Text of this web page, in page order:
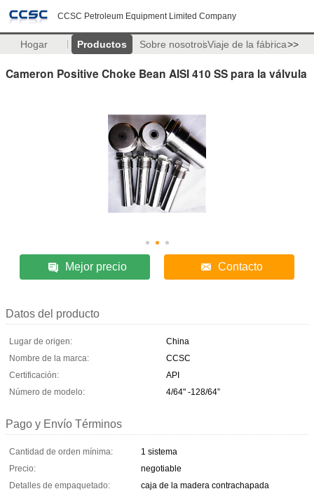
CCSC Petroleum Equipment Limited Company
Hogar Productos Sobre nosotrosViaje de la fábrica>>
Cameron Positive Choke Bean AISI 410 SS para la válvula
Mejor precio Contacto
Datos del producto
Lugar de origen:
China
Nombre de la marca:
CCSC
Certificación:
API
Número de modelo:
4/64" -128/64”
Pago y Envío Términos
Cantidad de orden mínima:
1 sistema
Precio:
negotiable
Detalles de empaquetado:
caja de la madera contrachapada